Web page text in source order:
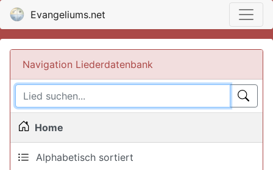
Evangeliums.net
Navigation Liederdatenbank
Home
Alphabetisch sortiert